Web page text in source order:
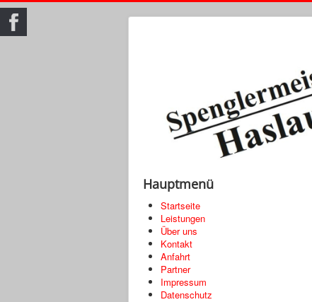
Hauptmenü
Startseite
Leistungen
Über uns
Kontakt
Anfahrt
Partner
Impressum
Datenschutz